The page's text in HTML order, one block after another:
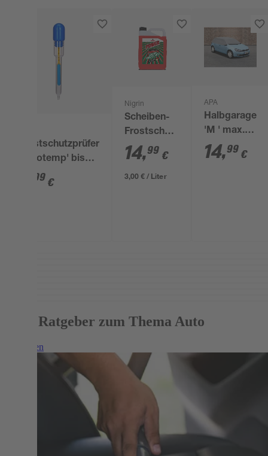
Frostschutzprüfer
'Areotemp' bis
-40 °C
99 €
Nigrin
Scheiben-
Frostschutz
'Power
Ruby
Delight' bis
14,99 €
3,00 € / Liter
APA
Halbgarage
'M ' max.
8,00 m
14,99 €
Mehr Ratgeber zum Thema Auto
Weiterlesen